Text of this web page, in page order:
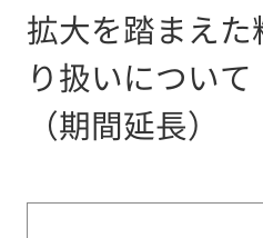
拡大を踏まえ
り扱いについて
（期間延長）